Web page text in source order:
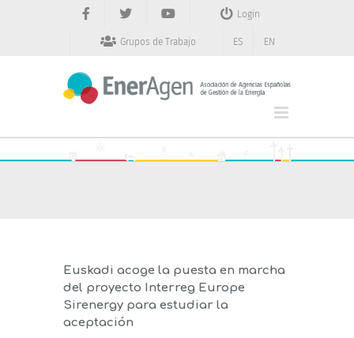
Login
Grupos de Trabajo ES EN
Euskadi acoge la puesta en marcha
del proyecto Interreg Europe
Sirenergy para estudiar la
aceptación